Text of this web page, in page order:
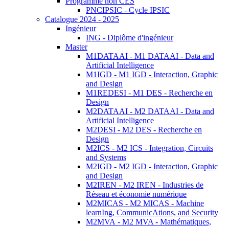
PNCIPSIC - Cycle IPSIC
Catalogue 2024 - 2025
Ingénieur
ING - Diplôme d'ingénieur
Master
M1DATAAI - M1 DATAAI - Data and
Artificial Intelligence
M1IGD - M1 IGD - Interaction, Graphic
and Design
M1REDESI - M1 DES - Recherche en
Design
M2DATAAI - M2 DATAAI - Data and
Artificial Intelligence
M2DESI - M2 DES - Recherche en
Design
M2ICS - M2 ICS - Integration, Circuits
and Systems
M2IGD - M2 IGD - Interaction, Graphic
and Design
M2IREN - M2 IREN - Industries de
Réseau et économie numérique
M2MICAS - M2 MICAS - Machine
learnIng, CommunicAtions, and Security
M2MVA - M2 MVA - Mathématiques,